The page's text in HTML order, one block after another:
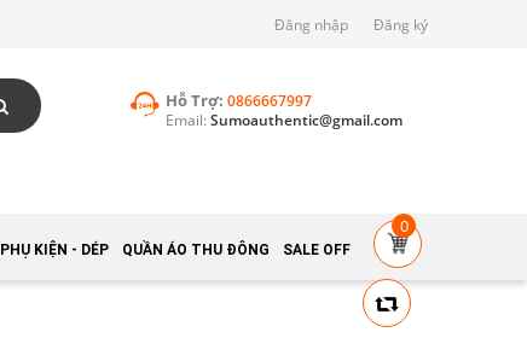
Đăng nhập Đăng ký
Hỗ Trợ: 0866667997
Email: Sumoauthentic@gmail.com
KIỆN - DÉP QUẦN ÁO THU ĐÔNG SALE OFF
0